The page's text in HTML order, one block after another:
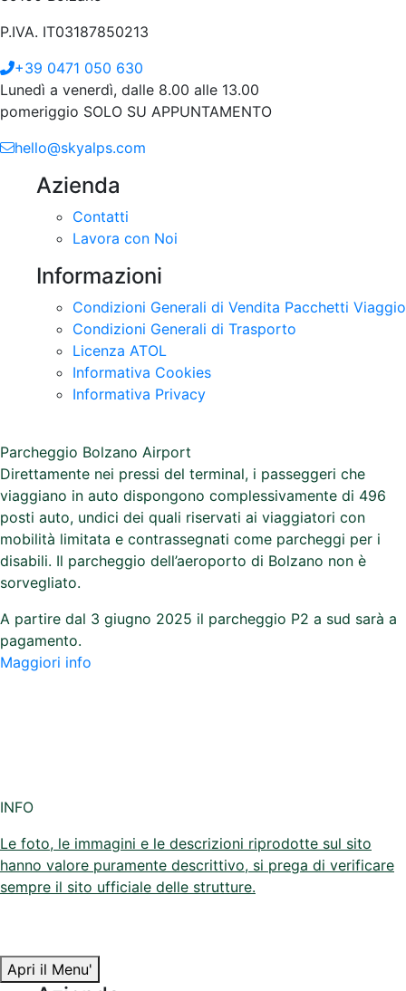
P.IVA. IT03187850213
+39 0471 050 630
Lunedì a venerdì, dalle 8.00 alle 13.00
pomeriggio SOLO SU APPUNTAMENTO
hello@skyalps.com
Azienda
Contatti
Lavora con Noi
Informazioni
Condizioni Generali di Vendita Pacchetti Viaggio
Condizioni Generali di Trasporto
Licenza ATOL
Informativa Cookies
Informativa Privacy
Parcheggio Bolzano Airport
Direttamente nei pressi del terminal, i passeggeri che
viaggiano in auto dispongono complessivamente di 496
posti auto, undici dei quali riservati ai viaggiatori con
mobilità limitata e contrassegnati come parcheggi per i
disabili. Il parcheggio dell’aeroporto di Bolzano non è
sorvegliato.
A partire dal 3 giugno 2025 il parcheggio P2 a sud sarà a
pagamento.
Maggiori info
INFO
Le foto, le immagini e le descrizioni riprodotte sul sito
hanno valore puramente descrittivo, si prega di verificare
sempre il sito ufficiale delle strutture.
Apri il Menu'